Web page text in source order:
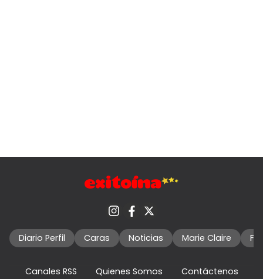
Diario Perfil Caras Noticias Marie Claire
Canales RSS Quienes Somos Contáctenos